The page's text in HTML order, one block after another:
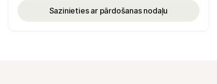
Sazinieties ar pārdošanas nodaļu